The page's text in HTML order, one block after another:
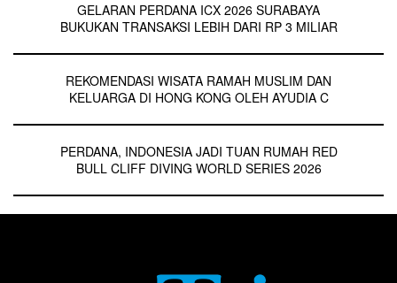
GELARAN PERDANA ICX 2026 SURABAYA
BUKUKAN TRANSAKSI LEBIH DARI RP 3 MILIAR
REKOMENDASI WISATA RAMAH MUSLIM DAN
KELUARGA DI HONG KONG OLEH AYUDIA C
PERDANA, INDONESIA JADI TUAN RUMAH RED
BULL CLIFF DIVING WORLD SERIES 2026